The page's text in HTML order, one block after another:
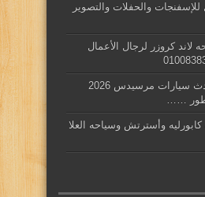
والحفلات والتصوير
لاند كروزر لرجال الأعمال
العلا ليمو لتأجير احدث سيارات مرسيدس 2026
……
وأسترتش وسياحه العلا